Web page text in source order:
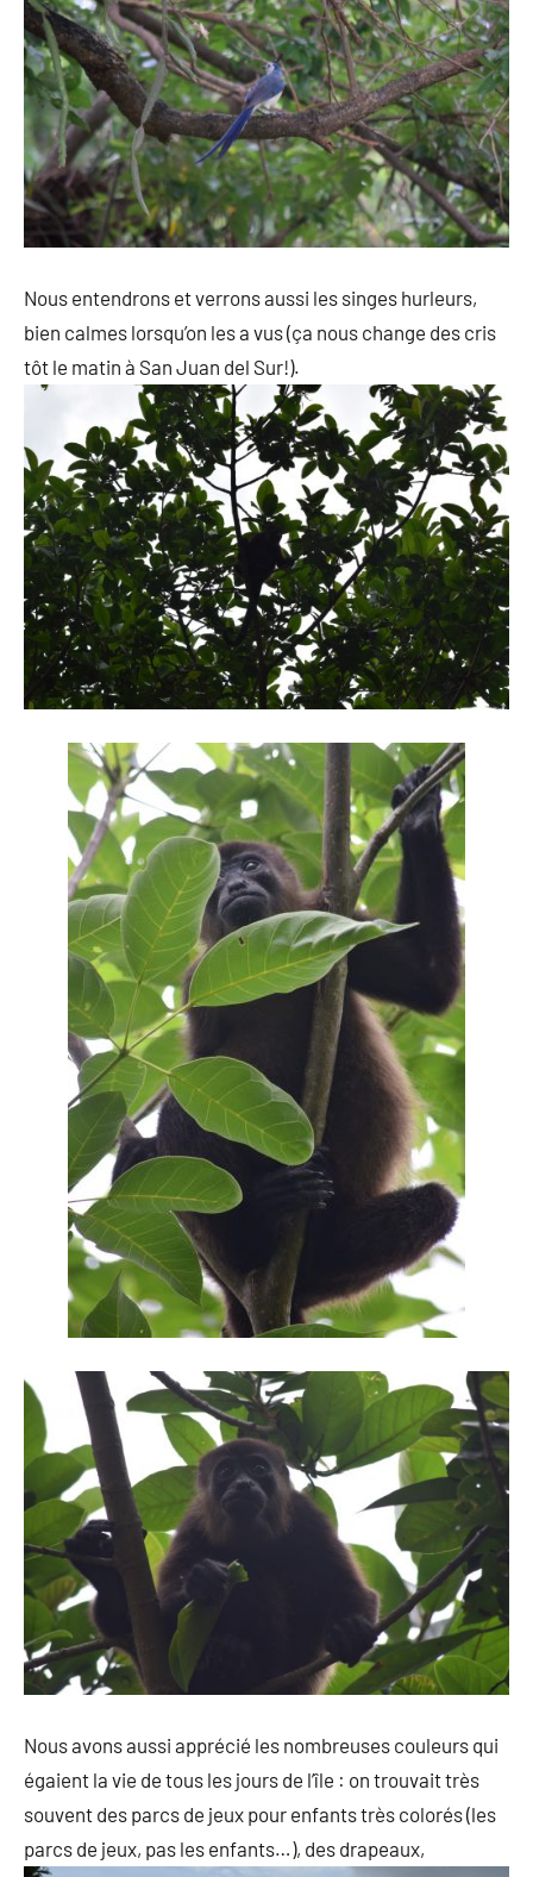
Nous entendrons et verrons aussi les singes hurleurs,
bien calmes lorsqu’on les a vus (ça nous change des cris
tôt le matin à San Juan del Sur!).
Nous avons aussi apprécié les nombreuses couleurs qui
égaient la vie de tous les jours de l’île : on trouvait très
souvent des parcs de jeux pour enfants très colorés (les
parcs de jeux, pas les enfants…), des drapeaux,